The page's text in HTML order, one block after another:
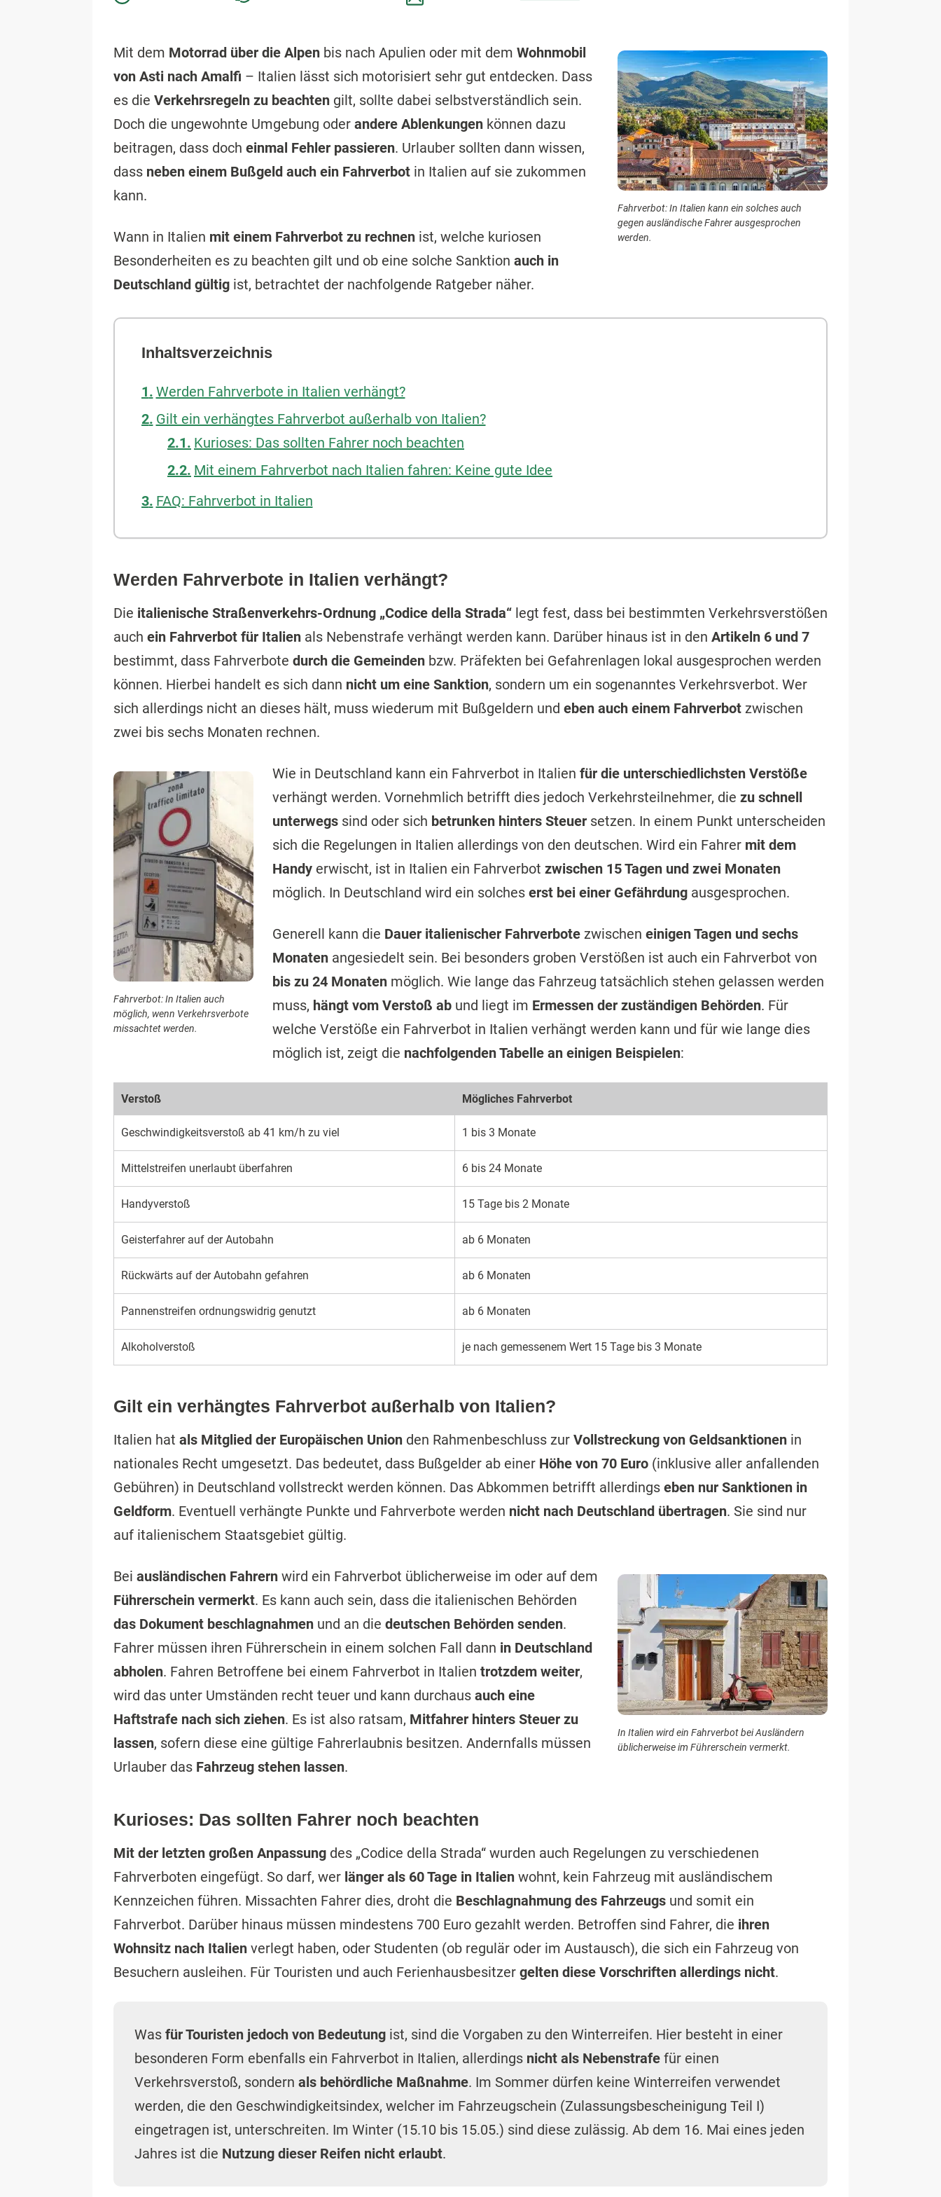
Fahrverbot: In Italien kann ein solches auch
gegen ausländische Fahrer ausgesprochen
werden.
Mit dem Motorrad über die Alpen bis nach Apulien oder mit dem Wohnmobil
von Asti nach Amalfi – Italien lässt sich motorisiert sehr gut entdecken. Dass
es die Verkehrsregeln zu beachten gilt, sollte dabei selbstverständlich sein.
Doch die ungewohnte Umgebung oder andere Ablenkungen können dazu
beitragen, dass doch einmal Fehler passieren. Urlauber sollten dann wissen,
dass neben einem Bußgeld auch ein Fahrverbot in Italien auf sie zukommen
kann.
Wann in Italien mit einem Fahrverbot zu rechnen ist, welche kuriosen
Besonderheiten es zu beachten gilt und ob eine solche Sanktion auch in
Deutschland gültig ist, betrachtet der nachfolgende Ratgeber näher.
Inhaltsverzeichnis
Werden Fahrverbote in Italien verhängt?
Gilt ein verhängtes Fahrverbot außerhalb von Italien?
Kurioses: Das sollten Fahrer noch beachten
Mit einem Fahrverbot nach Italien fahren: Keine gute Idee
FAQ: Fahrverbot in Italien
Werden Fahrverbote in Italien verhängt?
Die italienische Straßenverkehrs-Ordnung „Codice della Strada“ legt fest, dass bei bestimmten Verkehrsverstößen
auch ein Fahrverbot für Italien als Nebenstrafe verhängt werden kann. Darüber hinaus ist in den Artikeln 6 und 7
bestimmt, dass Fahrverbote durch die Gemeinden bzw. Präfekten bei Gefahrenlagen lokal ausgesprochen werden
können. Hierbei handelt es sich dann nicht um eine Sanktion, sondern um ein sogenanntes Verkehrsverbot. Wer
sich allerdings nicht an dieses hält, muss wiederum mit Bußgeldern und eben auch einem Fahrverbot zwischen
zwei bis sechs Monaten rechnen.
Fahrverbot: In Italien auch
möglich, wenn Verkehrsverbote
missachtet werden.
Wie in Deutschland kann ein Fahrverbot in Italienfür die unterschiedlichsten Verstöße
verhängt werden. Vornehmlich betrifft dies jedoch Verkehrsteilnehmer, diezu schnell
unterwegs sind oder sich betrunken hinters Steuer setzen. In einem Punkt unterscheiden
sich die Regelungen in Italien allerdings von den deutschen. Wird ein Fahrer mit dem
Handy erwischt, ist in Italien ein Fahrverbotzwischen 15 Tagen und zwei Monaten
möglich. In Deutschland wird ein solches erst bei einer Gefährdung ausgesprochen.
Generell kann die Dauer italienischer Fahrverbote zwischeneinigen Tagen und sechs
Monaten angesiedelt sein. Bei besonders groben Verstößen ist auch ein Fahrverbot von
bis zu 24 Monaten möglich. Wie lange das Fahrzeug tatsächlich stehen gelassen werden
muss, hängt vom Verstoß ab und liegt im Ermessen der zuständigen Behörden. Für
welche Verstöße ein Fahrverbot in Italien verhängt werden kann und für wie lange dies
möglich ist, zeigt die nachfolgenden Tabelle an einigen Beispielen:
Verstoß Mögliches Fahrverbot
Geschwindigkeitsverstoß ab 41 km/h zu viel 1 bis 3 Monate
Mittelstreifen unerlaubt überfahren 6 bis 24 Monate
Handyverstoß 15 Tage bis 2 Monate
Geisterfahrer auf der Autobahn ab 6 Monaten
Rückwärts auf der Autobahn gefahren ab 6 Monaten
Pannenstreifen ordnungswidrig genutzt ab 6 Monaten
Alkoholverstoß je nach gemessenem Wert 15 Tage bis 3 Monate
Gilt ein verhängtes Fahrverbot außerhalb von Italien?
Italien hat als Mitglied der Europäischen Union den Rahmenbeschluss zur Vollstreckung von Geldsanktionen in
nationales Recht umgesetzt. Das bedeutet, dass Bußgelder ab einer Höhe von 70 Euro (inklusive aller anfallenden
Gebühren) in Deutschland vollstreckt werden können. Das Abkommen betrifft allerdings eben nur Sanktionen in
Geldform. Eventuell verhängte Punkte und Fahrverbote werden nicht nach Deutschland übertragen. Sie sind nur
auf italienischem Staatsgebiet gültig.
In Italien wird ein Fahrverbot bei Ausländern
üblicherweise im Führerschein vermerkt.
Bei ausländischen Fahrern wird ein Fahrverbot üblicherweise im oder auf dem
Führerschein vermerkt. Es kann auch sein, dass die italienischen Behörden
das Dokument beschlagnahmen und an die deutschen Behörden senden.
Fahrer müssen ihren Führerschein in einem solchen Fall dann in Deutschland
abholen. Fahren Betroffene bei einem Fahrverbot in Italien trotzdem weiter,
wird das unter Umständen recht teuer und kann durchaus auch eine
Haftstrafe nach sich ziehen. Es ist also ratsam, Mitfahrer hinters Steuer zu
lassen, sofern diese eine gültige Fahrerlaubnis besitzen. Andernfalls müssen
Urlauber das Fahrzeug stehen lassen.
Kurioses: Das sollten Fahrer noch beachten
Mit der letzten großen Anpassung des „Codice della Strada“ wurden auch Regelungen zu verschiedenen
Fahrverboten eingefügt. So darf, wer länger als 60 Tage in Italien wohnt, kein Fahrzeug mit ausländischem
Kennzeichen führen. Missachten Fahrer dies, droht die Beschlagnahmung des Fahrzeugs und somit ein
Fahrverbot. Darüber hinaus müssen mindestens 700 Euro gezahlt werden. Betroffen sind Fahrer, die ihren
Wohnsitz nach Italien verlegt haben, oder Studenten (ob regulär oder im Austausch), die sich ein Fahrzeug von
Besuchern ausleihen. Für Touristen und auch Ferienhausbesitzer gelten diese Vorschriften allerdings nicht.
Was für Touristen jedoch von Bedeutung ist, sind die Vorgaben zu den Winterreifen. Hier besteht in einer
besonderen Form ebenfalls ein Fahrverbot in Italien, allerdings nicht als Nebenstrafe für einen
Verkehrsverstoß, sondern als behördliche Maßnahme. Im Sommer dürfen keine Winterreifen verwendet
werden, die den Geschwindigkeitsindex, welcher im Fahrzeugschein (Zulassungsbescheinigung Teil I)
eingetragen ist, unterschreiten. Im Winter (15.10 bis 15.05.) sind diese zulässig. Ab dem 16. Mai eines jeden
Jahres ist die Nutzung dieser Reifen nicht erlaubt.